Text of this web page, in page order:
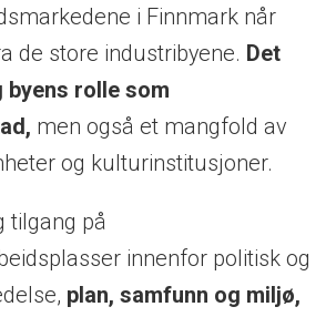
i Finnmark når
de store industribyene. Det
rolle som
men også et mangfold av
og kulturinstitusjoner.
tilgang på
innenfor politisk og
plan, samfunn og miljø,